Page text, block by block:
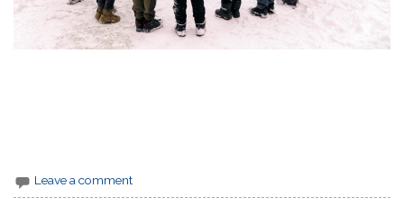
Leave a comment